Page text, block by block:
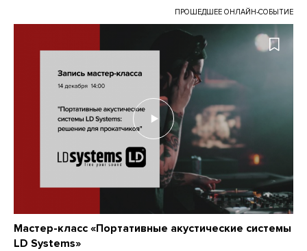
ПРОШЕДШЕЕ ОНЛАЙН-СОБЫТИЕ
Мастер-класс «Портативные акустические системы
LD Systems»